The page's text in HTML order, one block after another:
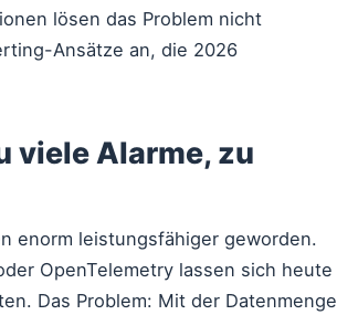
lösen das Problem nicht
Ansätze an, die 2026
viele Alarme, zu
enorm leistungsfähiger geworden.
OpenTelemetry lassen sich heute
Das Problem: Mit der Datenmenge